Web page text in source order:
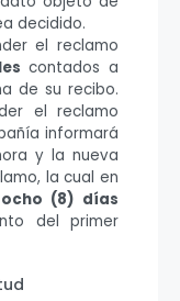
decidido.
el reclamo
contados a
de su recibo.
el reclamo
informará
y la nueva
la cual en
ocho (8) días
del primer